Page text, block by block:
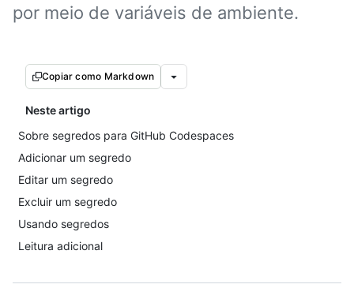
por meio de variáveis de ambiente.
Copiar como Markdown
Neste artigo
Sobre segredos para GitHub Codespaces
Adicionar um segredo
Editar um segredo
Excluir um segredo
Usando segredos
Leitura adicional